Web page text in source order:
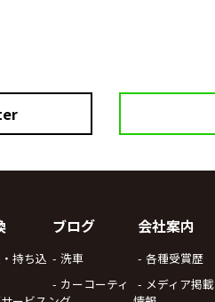
持ち込
ブログ
洗車
カーコーティ
会社案内
各種受賞歴
メディア掲載